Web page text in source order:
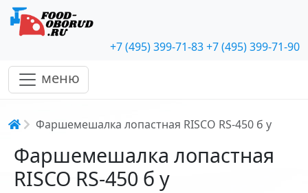
+7 (495) 399-71-83+7 (495) 399-71-90
меню
Строка навигации
Фаршемешалка лопастная RISCO RS-450 б у
Фаршемешалка лопастная
RISCO RS-450 б у